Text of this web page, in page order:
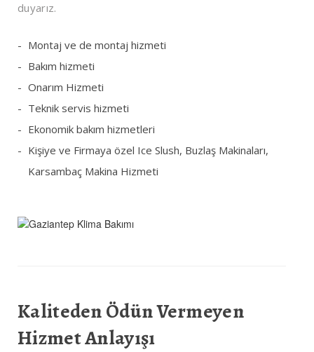
duyarız.
Montaj ve de montaj hizmeti
Bakım hizmeti
Onarım Hizmeti
Teknik servis hizmeti
Ekonomik bakım hizmetleri
Kişiye ve Firmaya özel Ice Slush, Buzlaş Makinaları,
Karsambaç Makina Hizmeti
Kaliteden Ödün Vermeyen
Hizmet Anlayışı